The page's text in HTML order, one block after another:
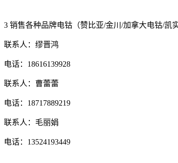
3 销售各种品牌电钴（赞比亚/金川/加拿大电钴/凯
联系人：缪晋鸿
电话： 18616139928
联系人：曹蕾蕾
电话： 18717889219
联系人：毛丽娟
电话： 13524193449